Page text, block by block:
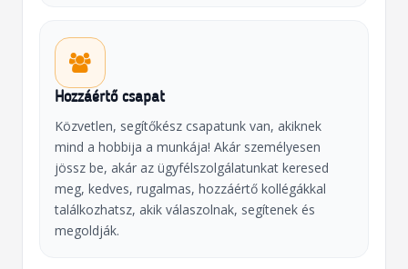
Hozzáértő csapat
Közvetlen, segítőkész csapatunk van, akiknek
mind a hobbija a munkája! Akár személyesen
jössz be, akár az ügyfélszolgálatunkat keresed
meg, kedves, rugalmas, hozzáértő kollégákkal
találkozhatsz, akik válaszolnak, segítenek és
megoldják.